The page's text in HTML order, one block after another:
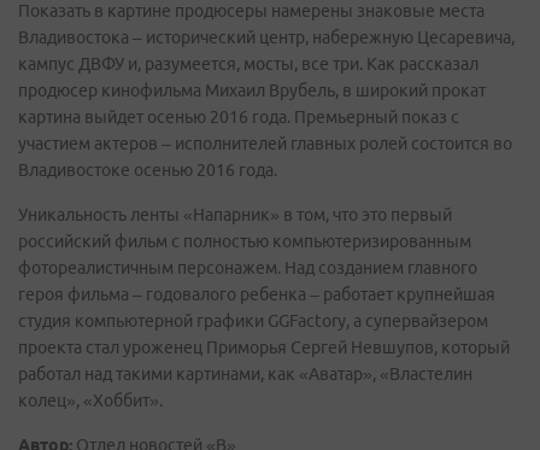
Показать в картине продюсеры намерены знаковые места
Владивостока – исторический центр, набережную Цесаревича,
кампус ДВФУ и, разумеется, мосты, все три. Как рассказал
продюсер кинофильма Михаил Врубель, в широкий прокат
картина выйдет осенью 2016 года. Премьерный показ с
участием актеров – исполнителей главных ролей состоится во
Владивостоке осенью 2016 года.
Уникальность ленты «Напарник» в том, что это первый
российский фильм с полностью компьютеризированным
фотореалистичным персонажем. Над созданием главного
героя фильма – годовалого ребенка – работает крупнейшая
студия компьютерной графики GGFactory, а супервайзером
проекта стал уроженец Приморья Сергей Невшупов, который
работал над такими картинами, как «Аватар», «Властелин
колец», «Хоббит».
Автор: Отдел новостей «В»